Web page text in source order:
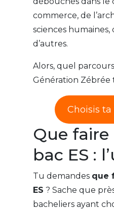
commerce, de
sciences humaines,
d’autres.
Alors, quel
Génération Zébrée
Choisis
Que
bac ES :
Tu demandes que
ES ? Sache que
bacheliers ayant